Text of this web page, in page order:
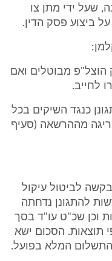
שעל ידי מתן צו
ביצוע פסק הדין.
הוצל"פ מבוטלים ואם
לחייב.
כנגד השיקים בכל
מההרשאה (סעיף
לביטול עיקול
להתגונן נדחתה
וכן שכ"ט עו"ד בסך
תוצאות. הסכום ישא
התשלום המלא בפועל.